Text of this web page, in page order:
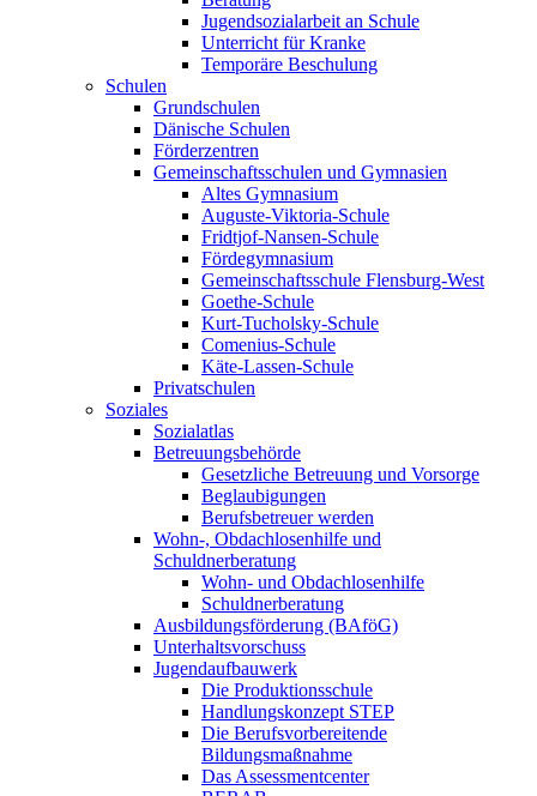
Jugendsozialarbeit an Schule
Unterricht für Kranke
Temporäre Beschulung
Schulen
Grundschulen
Dänische Schulen
Förderzentren
Gemeinschaftsschulen und Gymnasien
Altes Gymnasium
Auguste-Viktoria-Schule
Fridtjof-Nansen-Schule
Fördegymnasium
Gemeinschaftsschule Flensburg-West
Goethe-Schule
Kurt-Tucholsky-Schule
Comenius-Schule
Käte-Lassen-Schule
Privatschulen
Soziales
Sozialatlas
Betreuungsbehörde
Gesetzliche Betreuung und Vorsorge
Beglaubigungen
Berufsbetreuer werden
Wohn-, Obdachlosenhilfe und
Schuldnerberatung
Wohn- und Obdachlosenhilfe
Schuldnerberatung
Ausbildungsförderung (BAföG)
Unterhaltsvorschuss
Jugendaufbauwerk
Die Produktionsschule
Handlungskonzept STEP
Die Berufsvorbereitende
Bildungsmaßnahme
Das Assessmentcenter